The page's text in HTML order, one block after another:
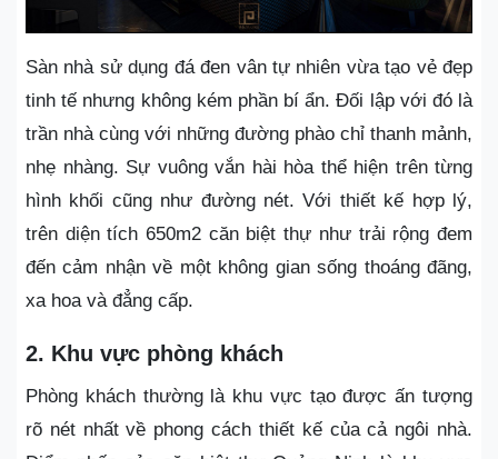
Sàn nhà sử dụng đá đen vân tự nhiên vừa tạo vẻ đẹp
tinh tế nhưng không kém phần bí ẩn. Đối lập với đó là
trần nhà cùng với những đường phào chỉ thanh mảnh,
nhẹ nhàng. Sự vuông vắn hài hòa thể hiện trên từng
hình khối cũng như đường nét. Với thiết kế hợp lý,
trên diện tích 650m2 căn biệt thự như trải rộng đem
đến cảm nhận về một không gian sống thoáng đãng,
xa hoa và đẳng cấp.
2. Khu vực phòng khách
Phòng khách thường là khu vực tạo được ấn tượng
rõ nét nhất về phong cách thiết kế của cả ngôi nhà.